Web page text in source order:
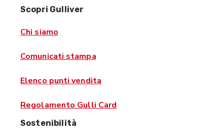
Scopri Gulliver
Chi siamo
Comunicati stampa
Elenco punti vendita
Regolamento Gulli Card
Sostenibilità